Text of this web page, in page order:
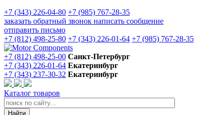
+7 (343) 226-04-80 +7 (985) 767-28-35
заказать обратный звонок написать сообщение
отправить письмо
+7 (812) 498-25-80 +7 (343) 226-01-64 +7 (985) 767-28-35
+7 (812) 498-25-00 Санкт-Петербург
+7 (343) 226-01-64 Екатеринбург
+7 (343) 237-30-32 Екатеринбург
Каталог товаров